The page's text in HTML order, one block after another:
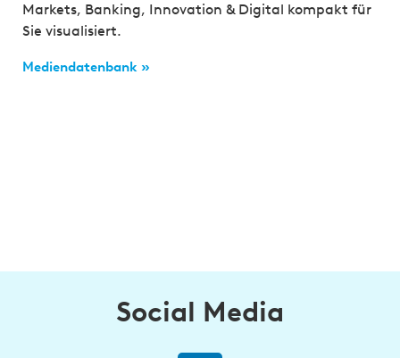
Markets, Banking, Innovation & Digital kompakt für
Sie visualisiert.
Mediendatenbank »
Social Media